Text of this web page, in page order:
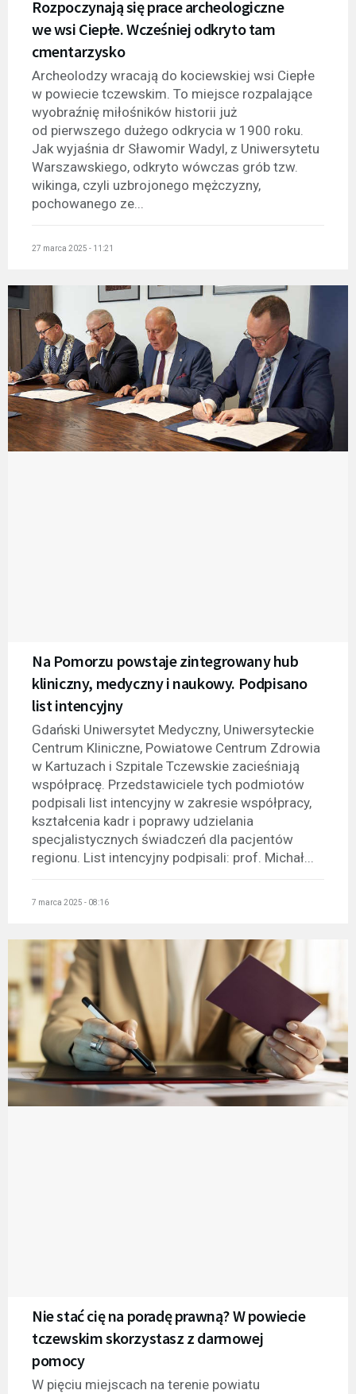
Rozpoczynają się prace archeologiczne
we wsi Ciepłe. Wcześniej odkryto tam
cmentarzysko
Archeolodzy wracają do kociewskiej wsi Ciepłe
w powiecie tczewskim. To miejsce rozpalające
wyobraźnię miłośników historii już
od pierwszego dużego odkrycia w 1900 roku.
Jak wyjaśnia dr Sławomir Wadyl, z Uniwersytetu
Warszawskiego, odkryto wówczas grób tzw.
wikinga, czyli uzbrojonego mężczyzny,
pochowanego ze...
27 marca 2025 - 11:21
Na Pomorzu powstaje zintegrowany hub
kliniczny, medyczny i naukowy. Podpisano
list intencyjny
Gdański Uniwersytet Medyczny, Uniwersyteckie
Centrum Kliniczne, Powiatowe Centrum Zdrowia
w Kartuzach i Szpitale Tczewskie zacieśniają
współpracę. Przedstawiciele tych podmiotów
podpisali list intencyjny w zakresie współpracy,
kształcenia kadr i poprawy udzielania
specjalistycznych świadczeń dla pacjentów
regionu. List intencyjny podpisali: prof. Michał...
7 marca 2025 - 08:16
Nie stać cię na poradę prawną? W powiecie
tczewskim skorzystasz z darmowej
pomocy
W pięciu miejscach na terenie powiatu